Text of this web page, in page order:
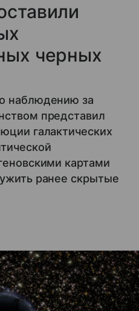
черных
наблюдению за
представил
галактических
картами
ранее скрытые